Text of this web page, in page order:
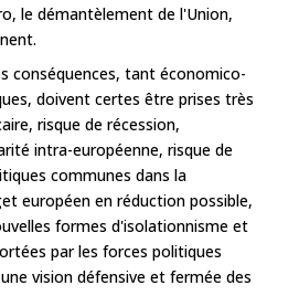
le démantèlement de l'Union,
conséquences, tant économico-
doivent certes être prises très
risque de récession,
intra-européenne, risque de
communes dans la
européen en réduction possible,
formes d'isolationnisme et
par les forces politiques
vision défensive et fermée des